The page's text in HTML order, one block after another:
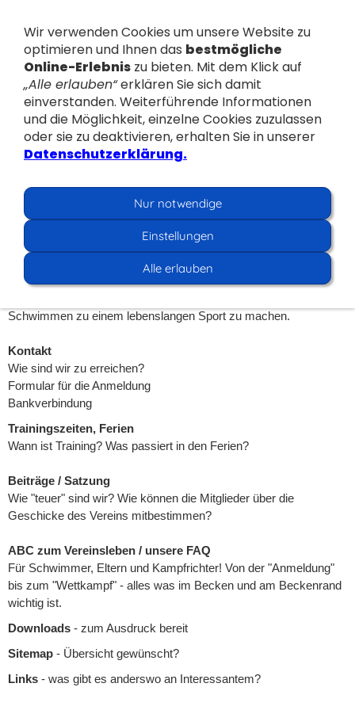
Navigation einblenden
Hier ist alles das zu finden, was für
unser Vereinsleben wichtig ist.
Wir verstehen uns nicht als Dienstleister sondern als eine
Schwimmen zu einem lebenslangen Sport zu machen.
Kontakt
Wie sind wir zu erreichen?
Formular für die Anmeldung
Bankverbindung
Trainingszeiten, Ferien
Wann ist Training? Was passiert in den Ferien?
Beiträge / Satzung
Wie "teuer" sind wir? Wie können die Mitglieder über die
Geschicke des Vereins mitbestimmen?
ABC zum Vereinsleben / unsere FAQ
Für Schwimmer, Eltern und Kampfrichter! Von der "Anmeldung"
bis zum "Wettkampf" - alles was im Becken und am Beckenrand
wichtig ist.
Downloads - zum Ausdruck bereit
Sitemap - Übersicht gewünscht?
Links - was gibt es anderswo an Interessantem?
Wir verwenden Cookies um unsere Website zu
optimieren und Ihnen das bestmögliche
Online-Erlebnis zu bieten. Mit dem Klick auf
„Alle erlauben“erklären Sie sich damit
einverstanden. Weiterführende Informationen
und die Möglichkeit, einzelne Cookies zuzulassen
oder sie zu deaktivieren, erhalten Sie in unserer
Datenschutzerklärung.
Nur notwendige
Einstellungen
Alle erlauben